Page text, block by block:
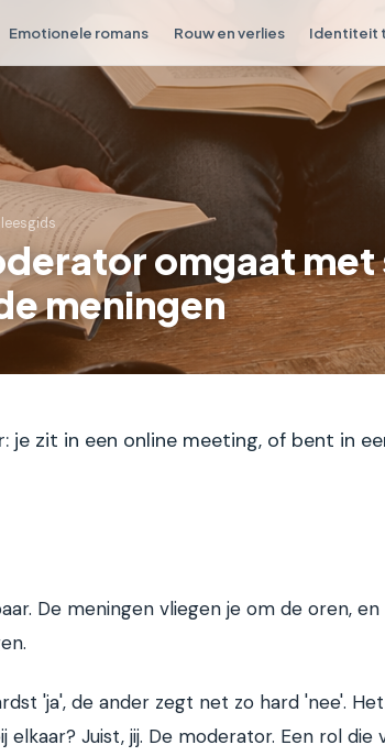
Emotionele romans Rouw en verlies Identiteit
omgaat
meningen
je zit in een online meeting, of bent in
De meningen vliegen je om de oren,
'ja', de ander zegt net zo hard 'nee'.
elkaar? Juist, jij. De moderator. Een rol die